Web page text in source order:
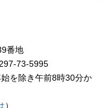
番地
73-5995
を除き午前8時30分か
）